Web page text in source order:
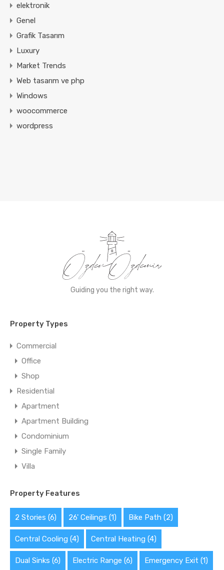
elektronik
Genel
Grafik Tasarım
Luxury
Market Trends
Web tasarım ve php
Windows
woocommerce
wordpress
Guiding you the right way.
Property Types
Commercial
Office
Shop
Residential
Apartment
Apartment Building
Condominium
Single Family
Villa
Property Features
2 Stories (6) 26' Ceilings (1) Bike Path (2)
Central Cooling (4) Central Heating (4)
Dual Sinks (6) Electric Range (6) Emergency Exit (1)